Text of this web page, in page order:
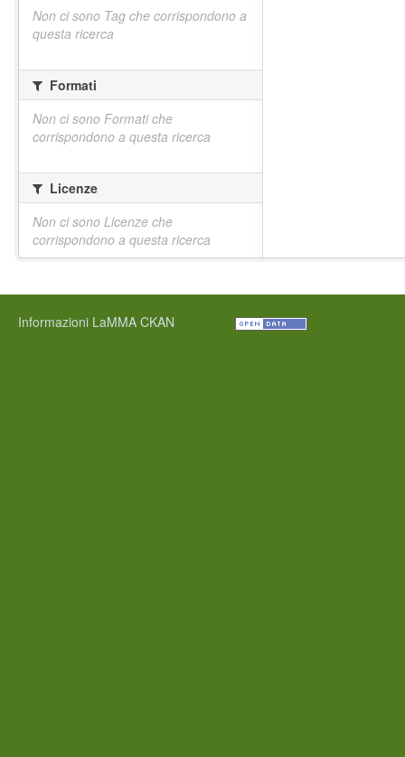
Non ci sono Tag che corrispondono a
questa ricerca
Formati
Non ci sono Formati che
corrispondono a questa ricerca
Licenze
Non ci sono Licenze che
corrispondono a questa ricerca
Informazioni LaMMA CKAN